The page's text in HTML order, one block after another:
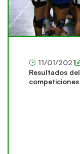
11/01/2021
Resultados